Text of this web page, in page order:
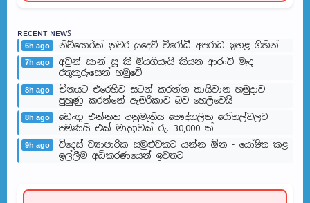
ʀᴇᴄᴇɴᴛ ɴᴇᴡꜱ
6h ago නිව්යොර්ක් නුවර යුදෙව් විරෝධී අපරාධ ඉහළ ගිහින්
7h ago
අවුන් සාන් සූ කී මියගියැයි කියන ආරංචි මැද
රතුකුරුසෙන් හමුවේ
8h ago
චීනයට එරෙහිව සටන් කරන්න තායිවාන හමුදාව
පුහුණු කරන්නේ ඇමරිකාව බව හෙලිවෙයි
8h ago
ඩෙංගු එන්නත අනුමැතිය පෞද්ගලික රෝහල්වලට
පමණයි එක් මාත්‍රාවක් රු. 30,000 ක්
9h ago
විදෙස් ව්‍යාපාරික සමුළුවකට යන්න ඕන - යෝෂිත කළ
ඉල්ලීම අධිකරණයෙන් ඉවතට